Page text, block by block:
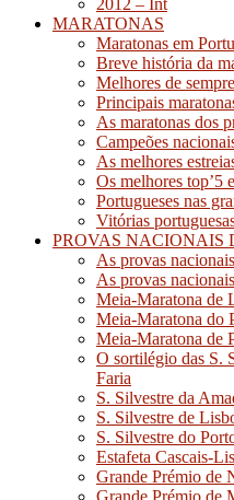
MARATONAS
Maratonas em
Breve história da
Melhores de sempre
Principais
As maratonas dos
Campeões
As melhores
Os melhores top’5
Portugueses nas
Vitórias
PROVAS NACIONAIS
As provas
As provas
Meia-Maratona de
Meia-Maratona do
Meia-Maratona de
O sortilégio das S.
Faria
S. Silvestre da
S. Silvestre de
S. Silvestre do
Estafeta Cascais-
Grande Prémio de
Grande Prémio de